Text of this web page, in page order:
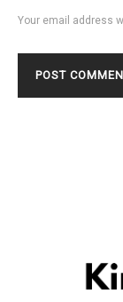
Your email address